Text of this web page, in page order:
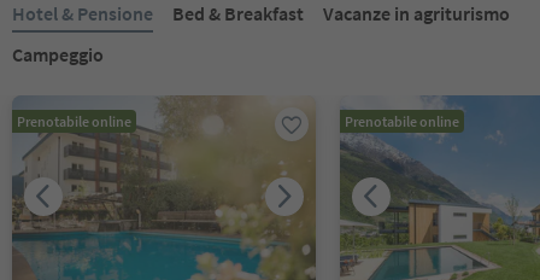
Hotel & Pensione Bed & Breakfast
Vacanze in agriturismo
Campeggio
Prenotabile online Prenotabile online